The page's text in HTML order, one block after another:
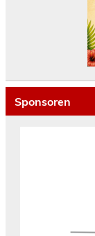
Sponsoren